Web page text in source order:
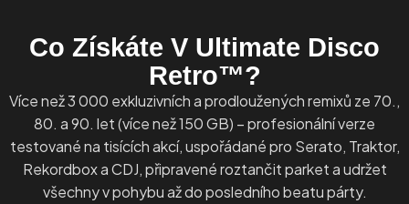
Co Získáte V Ultimate Disco
Retro™?
Více než 3 000 exkluzivních a prodloužených remixů ze 70.,
80. a 90. let (více než 150 GB) – profesionální verze
testované na tisících akcí, uspořádané pro Serato, Traktor,
Rekordbox a CDJ, připravené roztančit parket a udržet
všechny v pohybu až do posledního beatu párty.